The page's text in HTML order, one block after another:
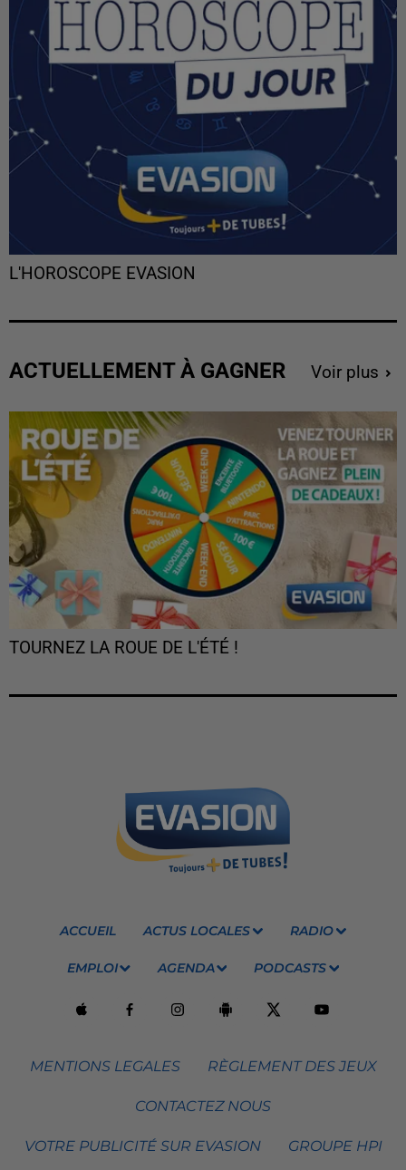
L'HOROSCOPE EVASION
ACTUELLEMENT À GAGNER Voir plus
TOURNEZ LA ROUE DE L'ÉTÉ !
ACCUEIL ACTUS LOCALES RADIO
EMPLOI AGENDA PODCASTS
MENTIONS LEGALES RÈGLEMENT DES JEUX
CONTACTEZ NOUS
VOTRE PUBLICITÉ SUR EVASION GROUPE HPI